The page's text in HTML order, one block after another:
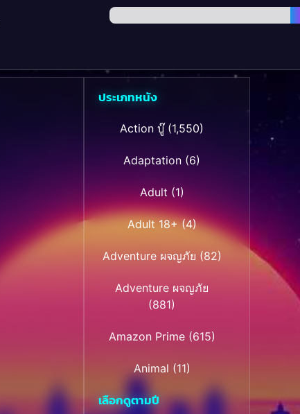
ประเภทหนัง
Action บู๊(1,550)
Adaptation (6)
Adult(1)
Adult 18+(4)
Adventure ผจญภัย (82)
Adventure ผจญภัย
(881)
Amazon Prime(615)
Animal (11)
Animation การ์ตูน (28)
เลือกดูตามปี